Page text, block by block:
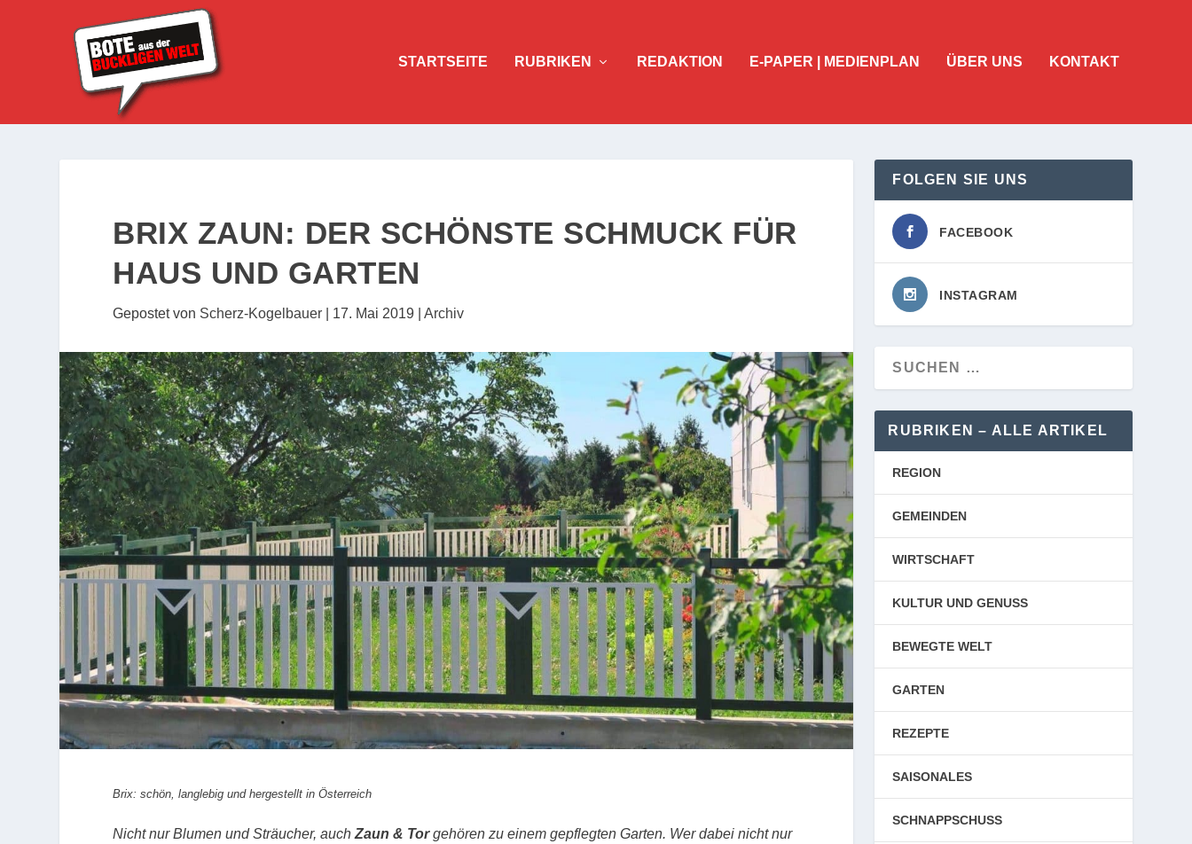
STARTSEITE RUBRIKEN REDAKTION E-PAPER | MEDIENPLAN ÜBER UNS KONTAKT
BRIX ZAUN: DER SCHÖNSTE SCHMUCK FÜR
HAUS UND GARTEN
Gepostet von Scherz-Kogelbauer 17. Mai 2019 |Archiv
Brix: schön, langlebig und hergestellt in Österreich
Nicht nur Blumen und Sträucher, auchZaun & Torgehören zu einem gepflegten Garten. Wer dabei nicht nur
FOLGEN SIE UNS
FACEBOOK
INSTAGRAM
RUBRIKEN – ALLE ARTIKEL
REGION
GEMEINDEN
WIRTSCHAFT
KULTUR UND GENUSS
BEWEGTE WELT
GARTEN
REZEPTE
SAISONALES
SCHNAPPSCHUSS